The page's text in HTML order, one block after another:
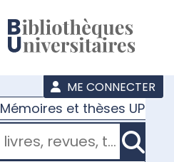
ME CONNECTER
Mémoires et thèses UPJV